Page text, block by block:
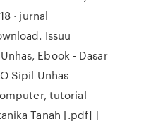
· jurnal
Issuu
Ebook - Dasar
Sipil Unhas
tutorial
Tanah [.pdf] |